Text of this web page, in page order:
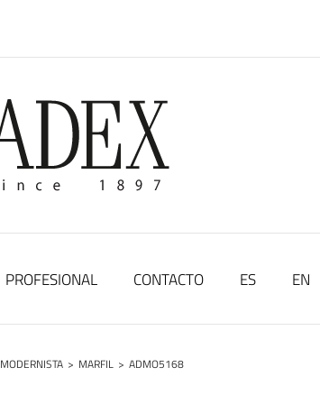
PROFESIONAL CONTACTO ES EN
MODERNISTA > MARFIL > ADMO5168